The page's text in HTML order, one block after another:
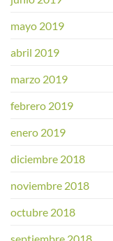
mayo 2019
abril 2019
marzo 2019
febrero 2019
enero 2019
diciembre 2018
noviembre 2018
octubre 2018